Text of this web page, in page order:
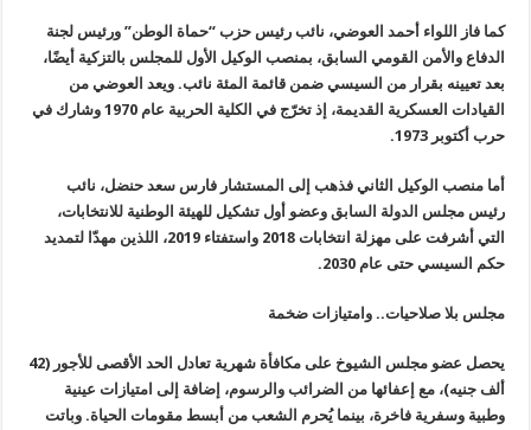
كما فاز اللواء أحمد العوضي، نائب رئيس حزب “حماة الوطن” ورئيس لجنة
الدفاع والأمن القومي السابق، بمنصب الوكيل الأول للمجلس بالتزكية أيضًا،
بعد تعيينه بقرار من السيسي ضمن قائمة المئة نائب. ويعد العوضي من
القيادات العسكرية القديمة، إذ تخرّج في الكلية الحربية عام 1970 وشارك في
حرب أكتوبر 1973.
أما منصب الوكيل الثاني فذهب إلى المستشار فارس سعد حنضل، نائب
رئيس مجلس الدولة السابق وعضو أول تشكيل للهيئة الوطنية للانتخابات،
التي أشرفت على مهزلة انتخابات 2018 واستفتاء 2019، اللذين مهدّا لتمديد
حكم السيسي حتى عام 2030.
مجلس بلا صلاحيات.. وامتيازات ضخمة
يحصل عضو مجلس الشيوخ على مكافأة شهرية تعادل الحد الأقصى للأجور (42
ألف جنيه)، مع إعفائها من الضرائب والرسوم، إضافة إلى امتيازات عينية
وطبية وسفرية فاخرة، بينما يُحرم الشعب من أبسط مقومات الحياة. وباتت